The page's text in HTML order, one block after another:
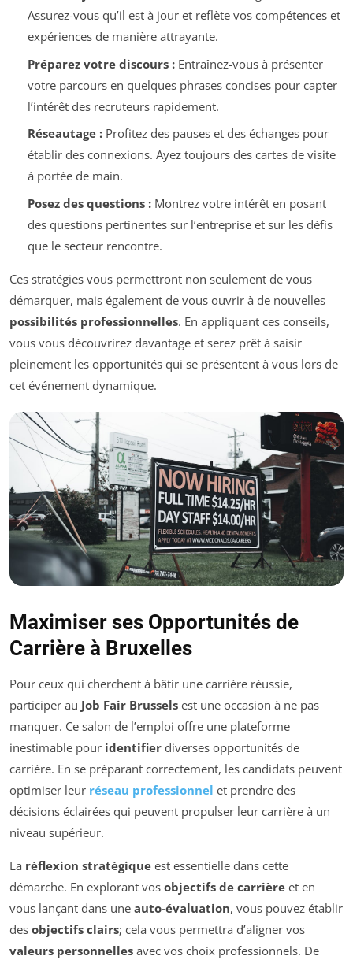
Assurez-vous qu’il est à jour et reflète vos compétences et
expériences de manière attrayante.
Préparez votre discours : Entraînez-vous à présenter
votre parcours en quelques phrases concises pour capter
l’intérêt des recruteurs rapidement.
Réseautage :Profitez des pauses et des échanges pour
établir des connexions. Ayez toujours des cartes de visite
à portée de main.
Posez des questions :Montrez votre intérêt en posant
des questions pertinentes sur l’entreprise et sur les défis
que le secteur rencontre.
Ces stratégies vous permettront non seulement de vous
démarquer, mais également de vous ouvrir à de nouvelles
possibilités professionnelles. En appliquant ces conseils,
vous vous découvrirez davantage et serez prêt à saisir
pleinement les opportunités qui se présentent à vous lors de
cet événement dynamique.
Maximiser ses Opportunités de
Carrière à Bruxelles
Pour ceux qui cherchent à bâtir une carrière réussie,
participer au Job Fair Brussels est une occasion à ne pas
manquer. Ce salon de l’emploi offre une plateforme
inestimable pour identifier diverses opportunités de
carrière. En se préparant correctement, les candidats peuvent
optimiser leur réseau professionnel et prendre des
décisions éclairées qui peuvent propulser leur carrière à un
niveau supérieur.
La réflexion stratégique est essentielle dans cette
démarche. En explorant vos objectifs de carrière et en
vous lançant dans une auto-évaluation, vous pouvez établir
des objectifs clairs; cela vous permettra d’aligner vos
valeurs personnelles avec vos choix professionnels. De